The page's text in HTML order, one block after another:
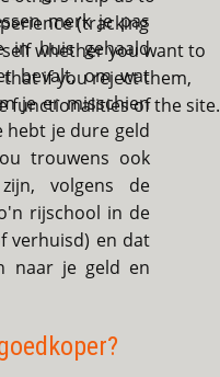
merk je pas
in huis gehaald
bevalt, om wat
je er misschien
hebt je dure geld
trouwens ook
volgens de
rijschool in de
verhuisd) en dat
naar je geld en
(tracking
whether you want to
if you reject them,
functionalities of the site.